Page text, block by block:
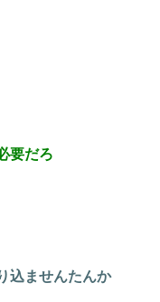
要だろ
込ませんたんか